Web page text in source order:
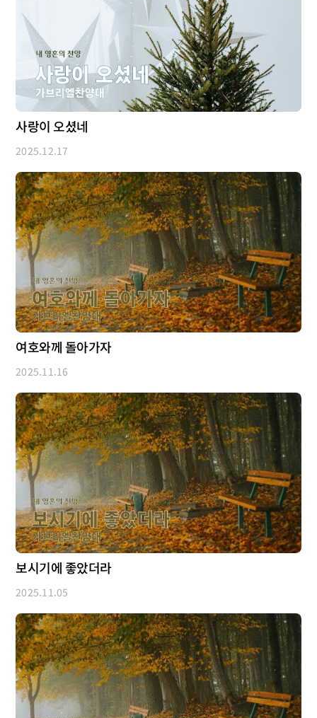
사랑이 오셨네
2025.12.17
여호와께 돌아가자
2025.11.16
보시기에 좋았더라
2025.11.05